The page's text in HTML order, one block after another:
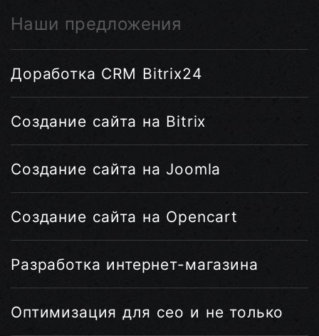
Наши предложения
Доработка CRM Bitrix24
Создание сайта на Bitrix
Создание сайта на Joomla
Создание сайта на Opencart
Разработка интернет-магазина
Оптимизация для сео и не только